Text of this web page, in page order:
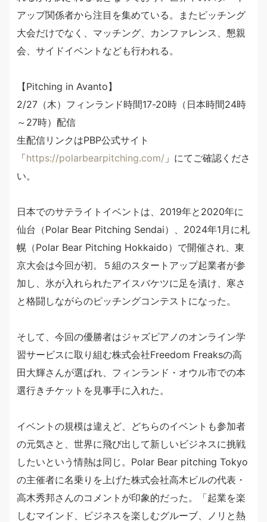
アップ関係者から注目を集めている。またピッチング
大会だけでなく、マッチング、カンファレンス、懇親
会、サイドイベントなども行われる。
【Pitching in Avanto】
2/27（木）フィンランド時間17-20時（日本時間24時
～27時）配信
生配信リンクはPBP公式サイト
「https://polarbearpitching.com/ 」にてご確認くださ
い。
日本でのサテライトイベントは、2019年と2020年に
仙台（Polar Bear Pitching Sendai）、2024年1月に札
幌（Polar Bear Pitching Hokkaido）で開催され、東
京大会は今回が初。５組のスタートアップ起業者が参
加し、氷が入れられたアイスバケツに足を漬け、寒さ
と格闘しながらのピッチングコンテストになった。
そして、今回の優勝者はジャズピアノのオンライン学
習サービスに取り組む株式会社Freedom Freaksの高
田大輝さんが選ばれ、フィンランド・オウル市での本
選行きチケットを見事手に入れた。
イベントの規模は違えど、どちらのイベントも参加者
の元気さと、世界に飛び出して新しいビジネスに挑戦
したいという情熱は同じ。Polar Bear pitching Tokyo
の主催者に名乗りを上げた株式会社高木ビルの代表・
高木秀邦さんのコメントが印象的だった。「起業を楽
しむマインド、ビジネスを楽しむグルーブ、ノリと熱